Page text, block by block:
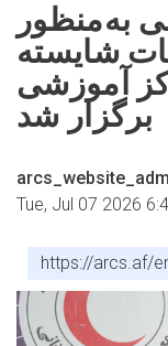
به‌منظور
شایسته
آموزشی
برگزار شد
Tue, Jul 07 2026
https://arcs.af/